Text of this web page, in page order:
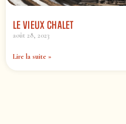
LE VIEUX CHALET
août 28, 2023
Lire la suite »